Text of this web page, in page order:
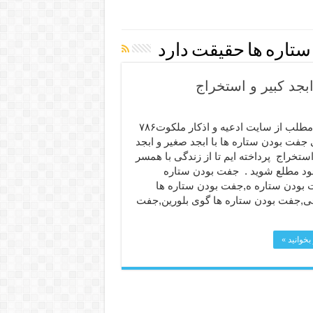
ها حقیقت دارد
کبیر و استخراج
بودن ستاره ها با ابجد صغیر و ابجد
پرداخته ایم تا از زندگی با همسر
مطلع شوید . جفت بودن ستاره
بودن ستاره ه,جفت بودن ستاره ها
بودن ستاره ها گوی بلورین,جفت
»